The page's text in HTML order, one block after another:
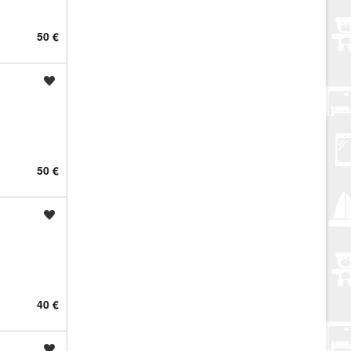
50 €
50 €
40 €